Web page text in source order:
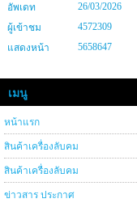
อัพเดท
26/03/2026
ผู้เข้าชม
4572309
แสดงหน้า
5658647
เมนู
หน้าแรก
สินค้าเครื่องลับคม
สินค้าเครื่องลับคม
ข่าวสาร ประกาศ